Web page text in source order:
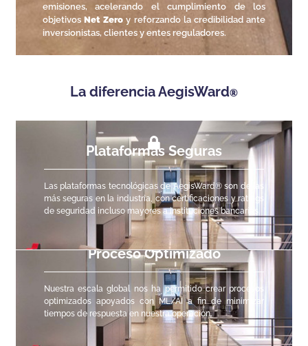
emisiones, acelerando el cumplimiento de los
objetivos Net Zero y reforzando la credibilidad ante
inversionistas, clientes y entes reguladores.
La diferencia AegisWard®
Proceso Optimizado
Nuestra escala global nos ha permitido crear procesos
optimizados apoyados con ML/AI a fin de minimizar
tiempos de respuesta en nuestra operación.
Plataformas Seguras
Las plataformas tecnológicas de AegisWard®son de las
más seguras en la industria, con certificaciones y ratings
de seguridad incluso mayores a instituciones bancarias.